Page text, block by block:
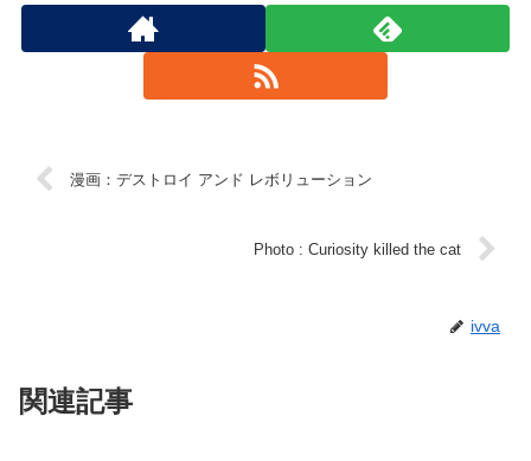
漫画：デストロイ アンド レボリューション
Photo : Curiosity killed the cat
ivva
関連記事